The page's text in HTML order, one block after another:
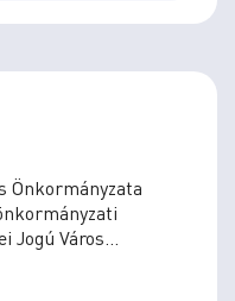
Önkormányzata
Jogú Város
Működési
önkormányzati